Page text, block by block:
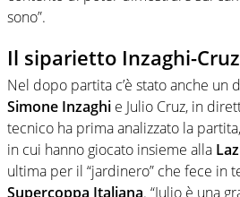
sono”.
Il siparietto Inzaghi-Cruz
Nel dopo partita c’è stato anche un
Simone Inzaghi e Julio Cruz, in
tecnico ha prima analizzato la
in cui hanno giocato insieme alla
ultima per il “jardinero” che fece in
Supercoppa Italiana. “Julio è una